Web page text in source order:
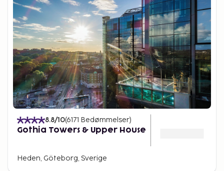
8.8/10(6171 Bedømmelser)
Gothia Towers & Upper House
Heden, Göteborg, Sverige